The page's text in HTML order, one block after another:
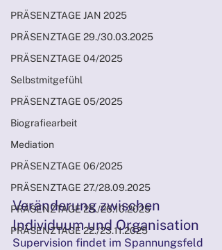
PRÄSENZTAGE JAN 2025
PRÄSENZTAGE 29./30.03.2025
PRÄSENZTAGE 04/2025
Selbstmitgefühl
PRÄSENZTAGE 05/2025
Biografiearbeit
Mediation
PRÄSENZTAGE 06/2025
PRÄSENZTAGE 27./28.09.2025
PRÄSENZTAGE 25./26.10.2025
PRÄSENZTAGE 22./23.11.2025
Veränderung zwischen
Individuum und Organisation
Supervision findet im Spannungsfeld